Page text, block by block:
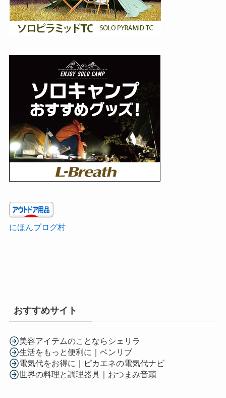
にほんブログ村
おすすめサイト
美容アイテムのことならシェリラ
生活をもっと便利に｜ベンリブ
電気代をお得に｜ピカエネの電気代ナビ
世界の料理と調理器具｜おつまみ音頭